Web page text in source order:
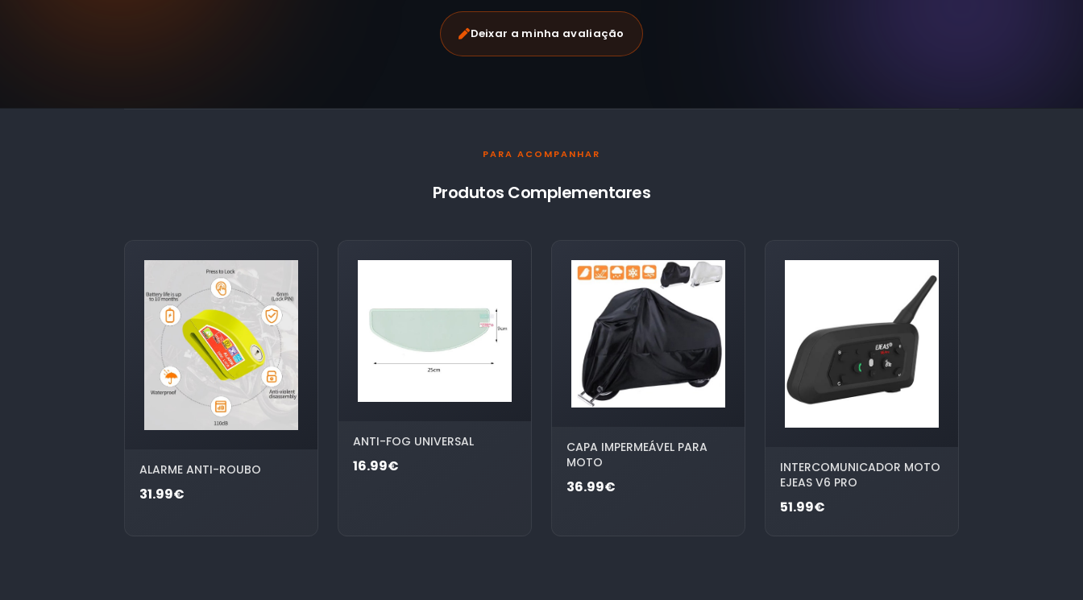
Deixar a minha avaliação
PARA ACOMPANHAR
Produtos Complementares
ALARME ANTI-ROUBO
31.99€
ANTI-FOG UNIVERSAL
16.99€
CAPA IMPERMEÁVEL PARA
MOTO
36.99€
INTERCOMUNICADOR MOTO
EJEAS V6 PRO
51.99€